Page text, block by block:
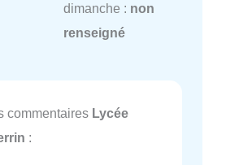
dimanche : non
renseigné
commentaires Lycée
: